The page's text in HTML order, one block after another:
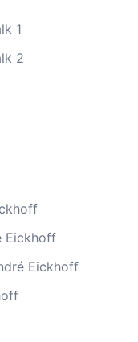
1
2
Eickhoff
Eickhoff